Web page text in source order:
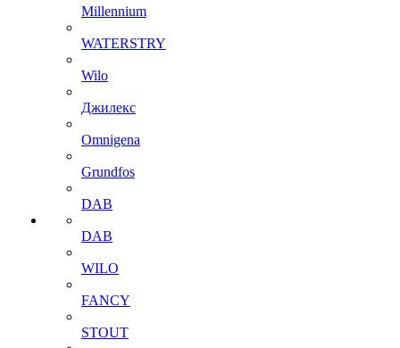
Millennium
WATERSTRY
Wilo
Джилекс
Omnigena
Grundfos
DAB
DAB
WILO
FANCY
STOUT